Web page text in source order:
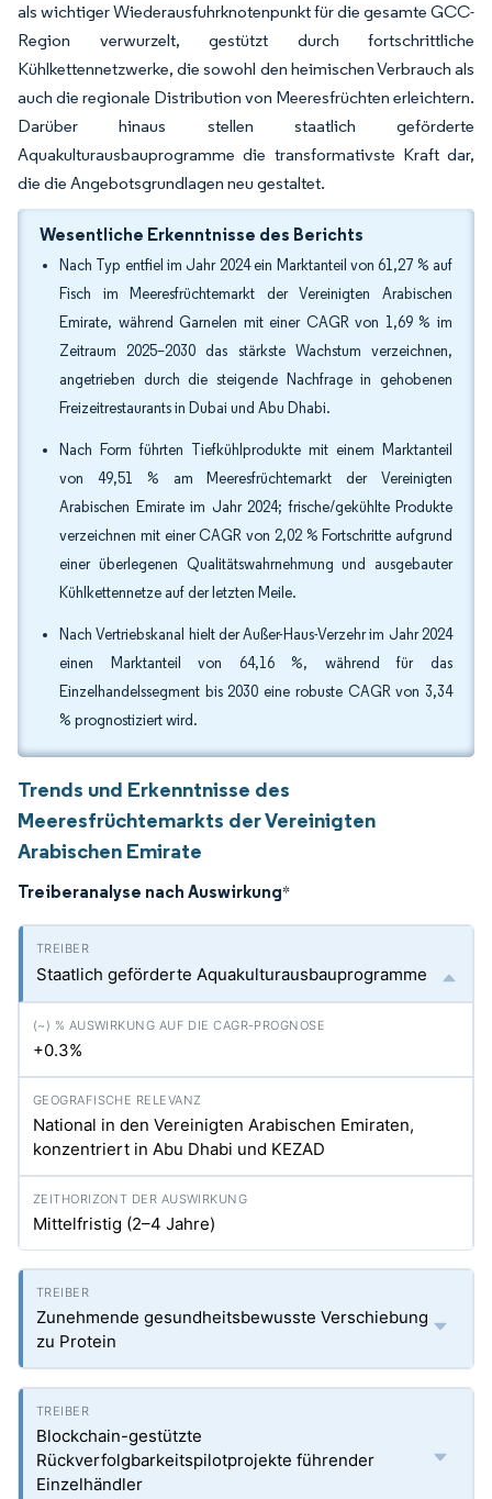
als wichtiger Wiederausfuhrknotenpunkt für die gesamte GCC-
Region verwurzelt, gestützt durch fortschrittliche
Kühlkettennetzwerke, die sowohl den heimischen Verbrauch als
auch die regionale Distribution von Meeresfrüchten erleichtern.
Darüber hinaus stellen staatlich geförderte
Aquakulturausbauprogramme die transformativste Kraft dar,
die die Angebotsgrundlagen neu gestaltet.
Wesentliche Erkenntnisse des Berichts
Nach Typ entfiel im Jahr 2024 ein Marktanteil von 61,27 % auf
Fisch im Meeresfrüchtemarkt der Vereinigten Arabischen
Emirate, während Garnelen mit einer CAGR von 1,69 % im
Zeitraum 2025–2030 das stärkste Wachstum verzeichnen,
angetrieben durch die steigende Nachfrage in gehobenen
Freizeitrestaurants in Dubai und Abu Dhabi.
Nach Form führten Tiefkühlprodukte mit einem Marktanteil
von 49,51 % am Meeresfrüchtemarkt der Vereinigten
Arabischen Emirate im Jahr 2024; frische/gekühlte Produkte
verzeichnen mit einer CAGR von 2,02 % Fortschritte aufgrund
einer überlegenen Qualitätswahrnehmung und ausgebauter
Kühlkettennetze auf der letzten Meile.
Nach Vertriebskanal hielt der Außer-Haus-Verzehr im Jahr 2024
einen Marktanteil von 64,16 %, während für das
Einzelhandelssegment bis 2030 eine robuste CAGR von 3,34
% prognostiziert wird.
Trends und Erkenntnisse des
Meeresfrüchtemarkts der Vereinigten
Arabischen Emirate
Treiberanalyse nach Auswirkung*
Staatlich geförderte Aquakulturausbauprogramme
+0.3%
National in den Vereinigten Arabischen Emiraten,
konzentriert in Abu Dhabi und KEZAD
Mittelfristig (2–4 Jahre)
Zunehmende gesundheitsbewusste Verschiebung
zu Protein
Blockchain-gestützte
Rückverfolgbarkeitspilotprojekte führender
Einzelhändler